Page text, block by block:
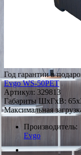
Год гарантии в
Evgo WS-50PET
Артикул: 329813
Габариты ШxГxВ:
Максимальная
Производитель:
Evgo